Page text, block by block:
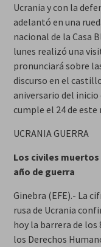
Ucrania y con la
adelantó en una
nacional de la Casa
lunes realizó una
pronunciará sobre
discurso en el
aniversario del inicio
cumple el 24 de este
UCRANIA GUERRA
Los civiles muertos
año de guerra
Ginebra (EFE).- La
rusa de Ucrania
hoy la barrera de los
los Derechos